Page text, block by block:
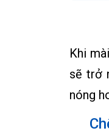
Khi
sẽ trở
nóng